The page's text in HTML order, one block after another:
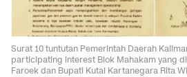
Surat 10 tuntutan Pemerintah Daerah
participating interest Blok Mahakam yang
Faroek dan Bupati Kutai Kartanegara Rita